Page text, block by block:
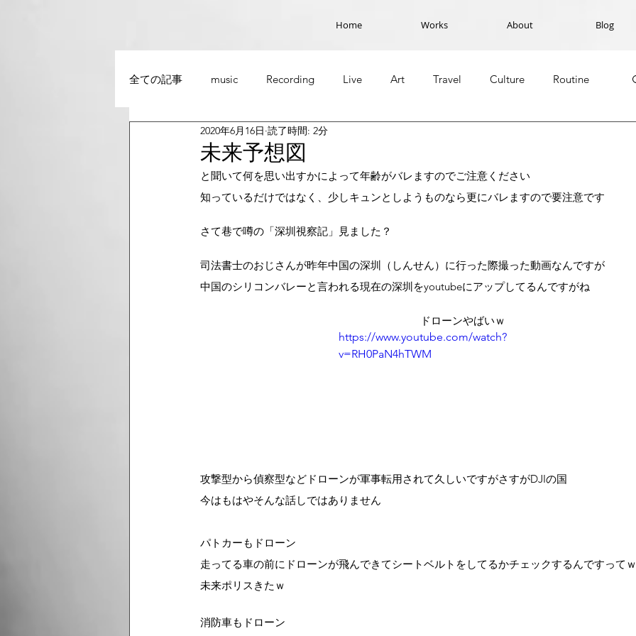
Home Works About Blog
全ての記事 music Recording Live Art Travel Culture Routine
未来予想図
2020年6月16日 読了時間: 2分
と聞いて何を思い出すかによって年齢がバレますのでご注意ください
知っているだけではなく、少しキュンとしようものなら更にバレますので要注意です
さて巷で噂の「深圳視察記」見ました？
司法書士のおじさんが昨年中国の深圳（しんせん）に行った際撮った動画なんですが
中国のシリコンバレーと言われる現在の深圳をyoutubeにアップしてるんですがね
ドローンやばいｗ
https://www.youtube.com/watch?
v=RH0PaN4hTWM
攻撃型から偵察型などドローンが軍事転用されて久しいですがさすがDJIの国
今はもはやそんな話しではありません
パトカーもドローン
走ってる車の前にドローンが飛んできてシートベルトをしてるかチェックするんですってｗ
未来ポリスきたｗ
消防車もドローン